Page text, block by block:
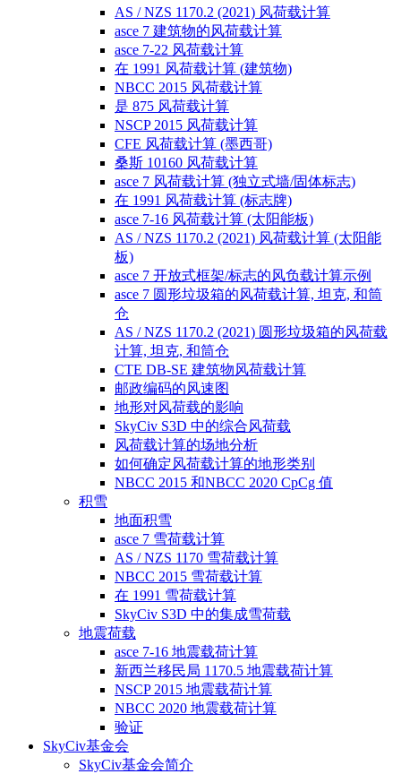
AS / NZS 1170.2 (2021) 风荷载计算
asce 7 建筑物的风荷载计算
asce 7-22 风荷载计算
在 1991 风荷载计算 (建筑物)
NBCC 2015 风荷载计算
是 875 风荷载计算
NSCP 2015 风荷载计算
CFE 风荷载计算 (墨西哥)
桑斯 10160 风荷载计算
asce 7 风荷载计算 (独立式墙/固体标志)
在 1991 风荷载计算 (标志牌)
asce 7-16 风荷载计算 (太阳能板)
AS / NZS 1170.2 (2021) 风荷载计算 (太阳能
板)
asce 7 开放式框架/标志的风负载计算示例
asce 7 圆形垃圾箱的风荷载计算, 坦克, 和筒
仓
AS / NZS 1170.2 (2021) 圆形垃圾箱的风荷载
计算, 坦克, 和筒仓
CTE DB-SE 建筑物风荷载计算
邮政编码的风速图
地形对风荷载的影响
SkyCiv S3D 中的综合风荷载
风荷载计算的场地分析
如何确定风荷载计算的地形类别
NBCC 2015 和NBCC 2020 CpCg 值
积雪
地面积雪
asce 7 雪荷载计算
AS / NZS 1170 雪荷载计算
NBCC 2015 雪荷载计算
在 1991 雪荷载计算
SkyCiv S3D 中的集成雪荷载
地震荷载
asce 7-16 地震载荷计算
新西兰移民局 1170.5 地震载荷计算
NSCP 2015 地震载荷计算
NBCC 2020 地震载荷计算
验证
SkyCiv基金会
SkyCiv基金会简介